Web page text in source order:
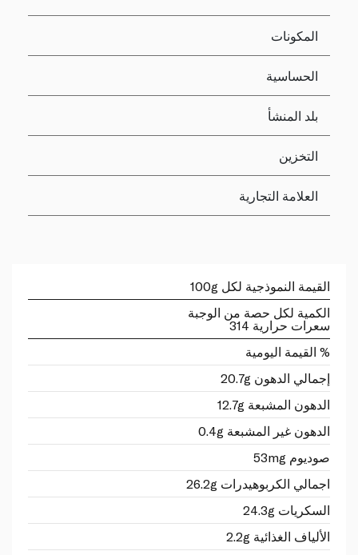
المكونات
الحساسية
بلد المنشأ
التخزين
العلامة التجارية
القيمة النموذجية لكل 100g
الكمية لكل حصة من الوجبة
سعرات حرارية 314
% القيمة اليومية
إجمالي الدهون 20.7g
الدهون المشبعة 12.7g
الدهون غير المشبعة 0.4g
صوديوم 53mg
اجمالي الكربوهيدرات 26.2g
السكريات 24.3g
الألياف الغذائية 2.2g